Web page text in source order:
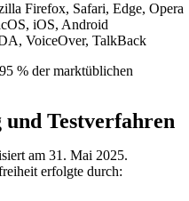
Firefox, Safari, Edge, Opera
iOS, Android
VoiceOver, TalkBack
% der marktüblichen
Testverfahren
am 31. Mai 2025.
erfolgte durch: